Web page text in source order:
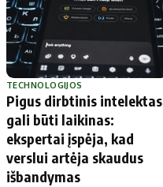
TECHNOLOGIJOS
Pigus dirbtinis intelektas
gali būti laikinas:
ekspertai įspėja, kad
verslui artėja skaudus
išbandymas